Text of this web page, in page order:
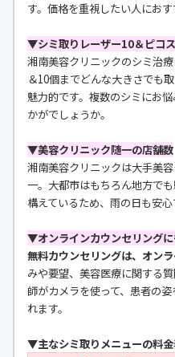
す。価格を重視したい人におす
▼シミ取りレーザー10＆ピコ
湘南美容クリニックのシミ治療
＆10個までどんな大きさでも
魅力的です。複数のシミにお
かがでしょうか。
▼美容クリニック随一の店舗数
湘南美容クリニックは大手美
一。大都市はもちろん地方で
構えているため、雨の日も安心
▼オンラインカウンセリング
無料カウンセリングは、オンラ
みや要望、美容医療に関する
師がカメラを使って、患者の
れます。
▼主なシミ取りメニューの料